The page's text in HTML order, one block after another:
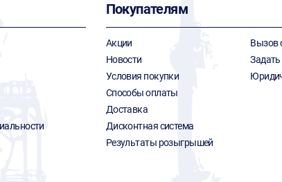
Покупателям
Акции
Новости
Условия покупки
Способы оплаты
Доставка
Дисконтная система
Результаты розыгрышей
Вызов